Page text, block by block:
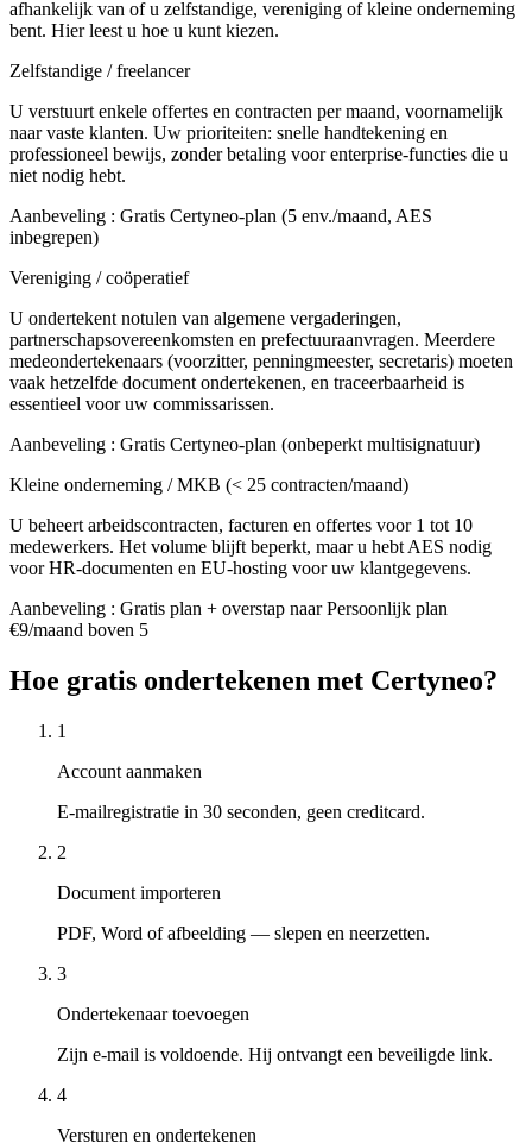
afhankelijk van of u zelfstandige, vereniging of kleine onderneming
bent. Hier leest u hoe u kunt kiezen.
Zelfstandige / freelancer
U verstuurt enkele offertes en contracten per maand, voornamelijk
naar vaste klanten. Uw prioriteiten: snelle handtekening en
professioneel bewijs, zonder betaling voor enterprise-functies die u
niet nodig hebt.
Aanbeveling : Gratis Certyneo-plan (5 env./maand, AES
inbegrepen)
Vereniging / coöperatief
U ondertekent notulen van algemene vergaderingen,
partnerschapsovereenkomsten en prefectuuraanvragen. Meerdere
medeondertekenaars (voorzitter, penningmeester, secretaris) moeten
vaak hetzelfde document ondertekenen, en traceerbaarheid is
essentieel voor uw commissarissen.
Aanbeveling : Gratis Certyneo-plan (onbeperkt multisignatuur)
Kleine onderneming / MKB (< 25 contracten/maand)
U beheert arbeidscontracten, facturen en offertes voor 1 tot 10
medewerkers. Het volume blijft beperkt, maar u hebt AES nodig
voor HR-documenten en EU-hosting voor uw klantgegevens.
Aanbeveling : Gratis plan + overstap naar Persoonlijk plan
€9/maand boven 5
Hoe gratis ondertekenen met Certyneo?
1
Account aanmaken
E-mailregistratie in 30 seconden, geen creditcard.
2
Document importeren
PDF, Word of afbeelding — slepen en neerzetten.
3
Ondertekenaar toevoegen
Zijn e-mail is voldoende. Hij ontvangt een beveiligde link.
4
Versturen en ondertekenen